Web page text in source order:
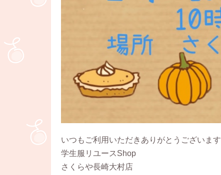
いつもご利用いただきありがとうございます
学生服リユースShop
さくらや長崎大村店